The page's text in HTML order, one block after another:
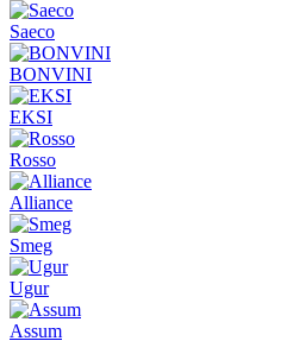
Saeco
BONVINI
EKSI
Rosso
Alliance
Smeg
Ugur
Assum